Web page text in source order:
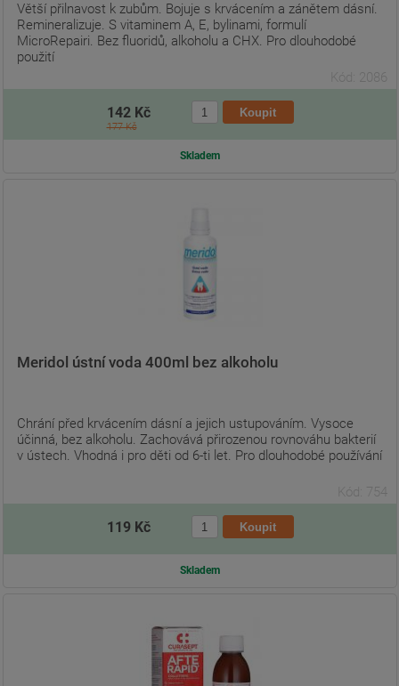
Větší přilnavost k zubům. Bojuje s krvácením a zánětem dásní.
Remineralizuje. S vitaminem A, E, bylinami, formulí
MicroRepairi. Bez fluoridů, alkoholu a CHX. Pro dlouhodobé
použití
Kód: 2086
142 Kč
177 Kč
Skladem
Meridol ústní voda 400ml bez alkoholu
Chrání před krvácením dásní a jejich ustupováním. Vysoce
účinná, bez alkoholu. Zachovává přirozenou rovnováhu bakterií
v ústech. Vhodná i pro děti od 6-ti let. Pro dlouhodobé používání
Kód: 754
119 Kč
Skladem